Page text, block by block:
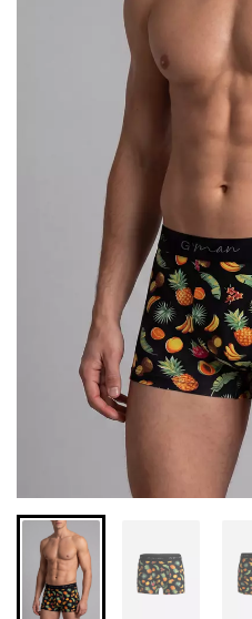
Безшовні легінси з
мікрофібри LEGGINGS 02
(чорний) Giulia
789 грн.